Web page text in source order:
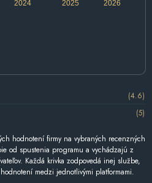
2024 2026
2025
(4.6)
(5)
hodnotení firmy na vybraných recenzných
od spustenia programu a vychádzajú z
Každá krivka zodpovedá inej službe,
medzi jednotlivými platformami.